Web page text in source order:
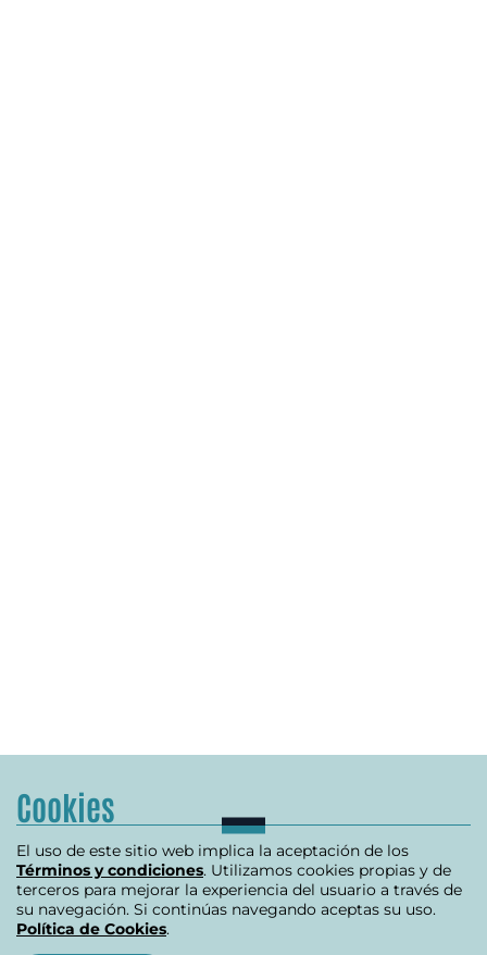
Cookies
El uso de este sitio web implica la aceptación de los
Términos y condiciones. Utilizamos cookies propias y de
terceros para mejorar la experiencia del usuario a través de
su navegación. Si continúas navegando aceptas su uso.
Política de Cookies.